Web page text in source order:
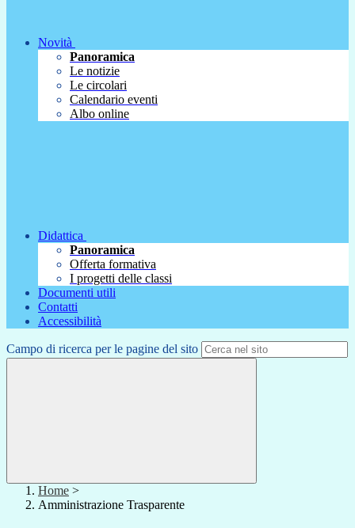
Novità
Panoramica
Le notizie
Le circolari
Calendario eventi
Albo online
Didattica
Panoramica
Offerta formativa
I progetti delle classi
Documenti utili
Contatti
Accessibilità
Campo di ricerca per le pagine del sito
Home >
Amministrazione Trasparente